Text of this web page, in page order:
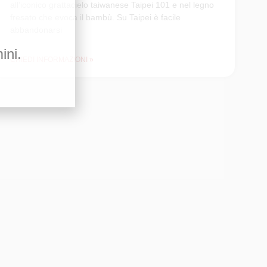
all’iconico grattacielo taiwanese Taipei 101 e nel legno
fresato che evoca il bambù. Su Taipei è facile
CHIEDI INFORMAZIONI »